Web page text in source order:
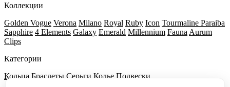
Коллекции
Golden Vogue Verona Milano Royal Ruby Icon Tourmaline Paraiba
Sapphire 4 Elements Galaxy Emerald Millennium Fauna Aurum
Clips
Категории
Кольца Браслеты Серьги Колье Подвески